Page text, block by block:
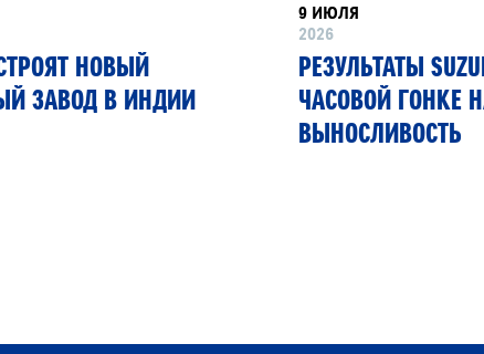
НОВЫЙ
ЗАВОД В ИНДИИ
9 ИЮЛЯ
2026
РЕЗУЛЬТАТЫ
ЧАСОВОЙ ГОНКЕ
ВЫНОСЛИВОСТЬ